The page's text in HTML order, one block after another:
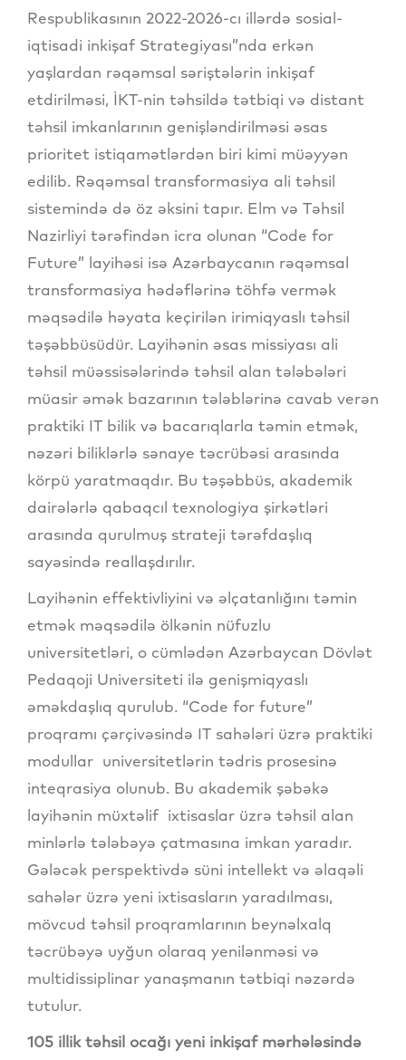
Respublikasının 2022-2026-cı illərdə sosial-
iqtisadi inkişaf Strategiyası”nda erkən
yaşlardan rəqəmsal səriştələrin inkişaf
etdirilməsi, İKT-nin təhsildə tətbiqi və distant
təhsil imkanlarının genişləndirilməsi əsas
prioritet istiqamətlərdən biri kimi müəyyən
edilib. Rəqəmsal transformasiya ali təhsil
sistemində də öz əksini tapır. Elm və Təhsil
Nazirliyi tərəfindən icra olunan “Code for
Future” layihəsi isə Azərbaycanın rəqəmsal
transformasiya hədəflərinə töhfə vermək
məqsədilə həyata keçirilən irimiqyaslı təhsil
təşəbbüsüdür. Layihənin əsas missiyası ali
təhsil müəssisələrində təhsil alan tələbələri
müasir əmək bazarının tələblərinə cavab verən
praktiki IT bilik və bacarıqlarla təmin etmək,
nəzəri biliklərlə sənaye təcrübəsi arasında
körpü yaratmaqdır. Bu təşəbbüs, akademik
dairələrlə qabaqcıl texnologiya şirkətləri
arasında qurulmuş strateji tərəfdaşlıq
sayəsində reallaşdırılır.
Layihənin effektivliyini və əlçatanlığını təmin
etmək məqsədilə ölkənin nüfuzlu
universitetləri, o cümlədən Azərbaycan Dövlət
Pedaqoji Universiteti ilə genişmiqyaslı
əməkdaşlıq qurulub. “Code for future”
proqramı çərçivəsində IT sahələri üzrə praktiki
modullar universitetlərin tədris prosesinə
inteqrasiya olunub. Bu akademik şəbəkə
layihənin müxtəlif ixtisaslar üzrə təhsil alan
minlərlə tələbəyə çatmasına imkan yaradır.
Gələcək perspektivdə süni intellekt və əlaqəli
sahələr üzrə yeni ixtisasların yaradılması,
mövcud təhsil proqramlarının beynəlxalq
təcrübəyə uyğun olaraq yenilənməsi və
multidissiplinar yanaşmanın tətbiqi nəzərdə
tutulur.
105 illik təhsil ocağı yeni inkişaf mərhələsində